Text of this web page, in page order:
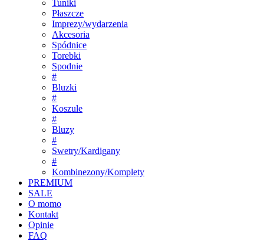
Tuniki
Płaszcze
Imprezy/wydarzenia
Akcesoria
Spódnice
Torebki
Spodnie
#
Bluzki
#
Koszule
#
Bluzy
#
Swetry/Kardigany
#
Kombinezony/Komplety
PREMIUM
SALE
O momo
Kontakt
Opinie
FAQ